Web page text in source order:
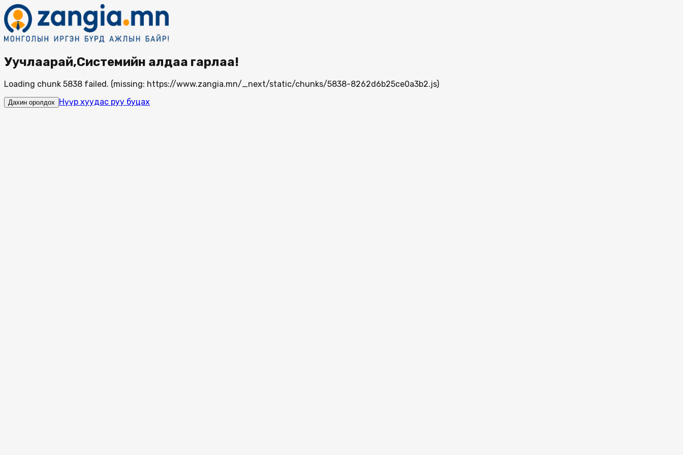
Уучлаарай,Системийн алдаа гарлаа!
Loading chunk 5838 failed. (missing: https://www.zangia.mn/_next/static/chunks/5838-8262d6b25ce0a3b2.js)
Дахин оролдох Нүүр хуудас руу буцах